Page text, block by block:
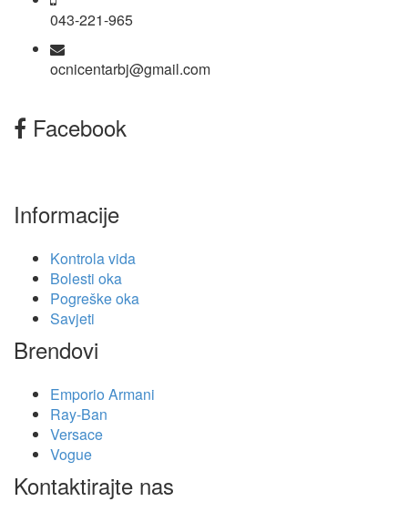
043-221-965
ocnicentarbj@gmail.com
Facebook
Informacije
Kontrola vida
Bolesti oka
Pogreške oka
Savjeti
Brendovi
Emporio Armani
Ray-Ban
Versace
Vogue
Kontaktirajte nas